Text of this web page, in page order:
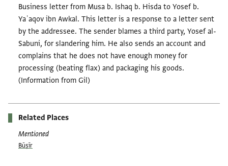
Business letter from Musa b. Ishaq b. Hisda to Yosef b.
Yaʿaqov ibn Awkal. This letter is a response to a letter sent
by the addressee. The sender blames a third party, Yosef al-
Sabuni, for slandering him. He also sends an account and
complains that he does not have enough money for
processing (beating flax) and packaging his goods.
(Information from Gil)
Related Places
Mentioned
Būṣīr